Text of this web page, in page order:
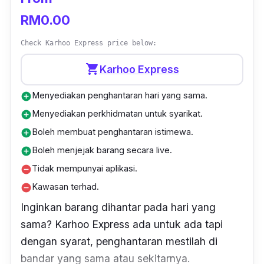
RM0.00
Check Karhoo Express price below:
shopping_cartKarhoo Express
add_circleMenyediakan penghantaran hari yang sama.
add_circleMenyediakan perkhidmatan untuk syarikat.
add_circleBoleh membuat penghantaran istimewa.
add_circleBoleh menjejak barang secara live.
remove_circleTidak mempunyai aplikasi.
remove_circleKawasan terhad.
Inginkan barang dihantar pada hari yang
sama? Karhoo Express ada untuk ada tapi
dengan syarat, penghantaran mestilah di
bandar yang sama atau sekitarnya.